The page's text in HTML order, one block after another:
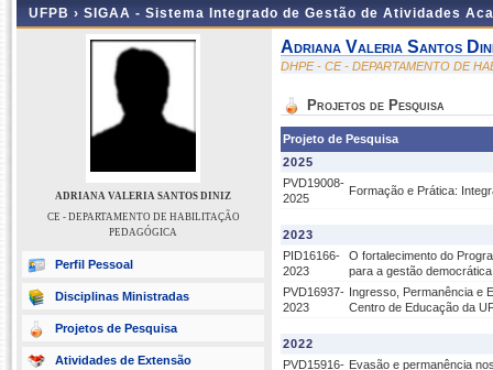
UFPB › SIGAA - Sistema Integrado de Gestão de Atividades
ADRIANA VALERIA SANTOS DINIZ
CE - DEPARTAMENTO DE HABILITAÇÃO
PEDAGÓGICA
Perfil Pessoal
Disciplinas Ministradas
Projetos de Pesquisa
Atividades de Extensão
Adriana Valeria Santos
DHPE - CE - DEPARTAMENTO DE
Projetos de Pesquisa
Projeto de Pesquisa
2025
PVD19008-
2025
Formação e Prática:
2023
PID16166-
2023
O fortalecimento do
para a gestão
PVD16937-
2023
Ingresso, Permanência e
Centro de Educação da
2022
PVD15916- Evasão e permanência